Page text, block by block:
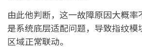
由此他判断，这一故障原因大概
是系统底层适配问题，导致指纹
区域正常联动。